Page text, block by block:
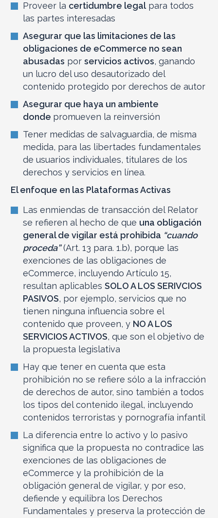
Proveer la certidumbre legalpara todos
las partes interesadas
Asegurar que las limitaciones de las
obligaciones de eCommerce no sean
abusadas porservicios activos, ganando
un lucro del uso desautorizado del
contenido protegido por derechos de autor
Asegurar que haya un ambiente
donde promueven la reinversión
Tener medidas de salvaguardia, de misma
medida, para las libertades fundamentales
de usuarios individuales, titulares de los
derechos y servicios en línea.
El enfoque en las Plataformas Activas
Las enmiendas de transacción del Relator
se refieren al hecho de que una obligación
general de vigilar está prohibida “cuando
proceda”(Art. 13 para. 1.b), porque las
exenciones de las obligaciones de
eCommerce, incluyendo Artículo 15,
resultan aplicablesSOLO A LOS SERIVCIOS
PASIVOS, por ejemplo, servicios que no
tienen ninguna influencia sobre el
contenido que proveen, y NO A LOS
SERVICIOS ACTIVOS, que son el objetivo de
la propuesta legislativa
Hay que tener en cuenta que esta
prohibición no se refiere sólo a la infracción
de derechos de autor, sino también a todos
los tipos del contenido ilegal, incluyendo
contenidos terroristas y pornografía infantil
La diferencia entre lo activo y lo pasivo
significa que la propuesta no contradice las
exenciones de las obligaciones de
eCommerce y la prohibición de la
obligación general de vigilar, y por eso,
defiende y equilibra los Derechos
Fundamentales y preserva la protección de